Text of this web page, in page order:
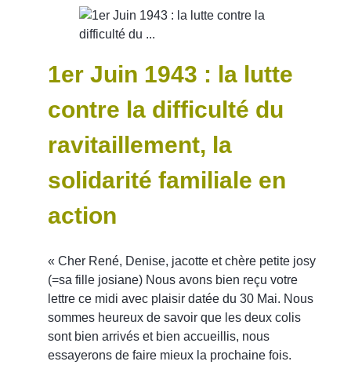
1er Juin 1943 : la lutte
contre la difficulté du
ravitaillement, la
solidarité familiale en
action
« Cher René, Denise, jacotte et chère petite josy
(=sa fille josiane) Nous avons bien reçu votre
lettre ce midi avec plaisir datée du 30 Mai. Nous
sommes heureux de savoir que les deux colis
sont bien arrivés et bien accueillis, nous
essayerons de faire mieux la prochaine fois.